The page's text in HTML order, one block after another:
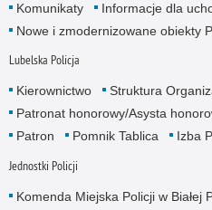
Komunikaty
Informacje dla
Nowe i zmodernizowane obiekty
Lubelska Policja
Kierownictwo
Struktura
Patronat honorowy/Asysta
Patron
Pomnik Tablica Izba
Jednostki Policji
Komenda Miejska Policji w Białej